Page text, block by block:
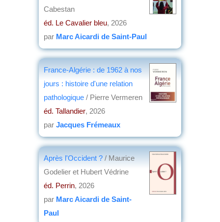
Cabestan
éd. Le Cavalier bleu, 2026
par Marc Aicardi de Saint-Paul
France-Algérie : de 1962 à nos
jours : histoire d'une relation
pathologique / Pierre Vermeren
éd. Tallandier, 2026
par Jacques Frémeaux
Après l'Occident ? / Maurice
Godelier et Hubert Védrine
éd. Perrin, 2026
par Marc Aicardi de Saint-
Paul